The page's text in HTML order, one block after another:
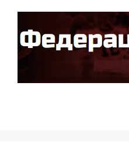
содержимому